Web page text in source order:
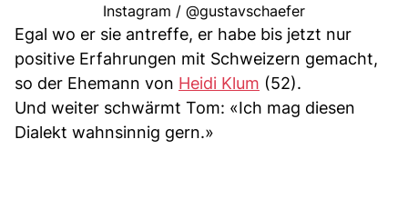
Instagram / @gustavschaefer
Egal wo er sie antreffe, er habe bis jetzt nur
positive Erfahrungen mit Schweizern gemacht,
so der Ehemann von Heidi Klum (52).
Und weiter schwärmt Tom: «Ich mag diesen
Dialekt wahnsinnig gern.»